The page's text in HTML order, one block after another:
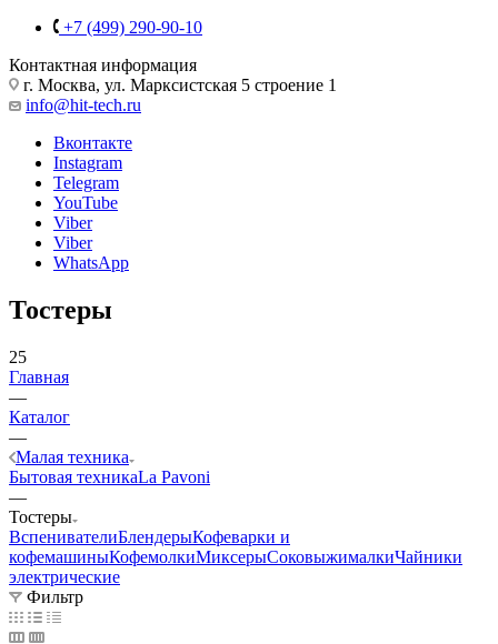
+7 (499) 290-90-10
Контактная информация
г. Москва, ул. Марксистская 5 строение 1
info@hit-tech.ru
Вконтакте
Instagram
Telegram
YouTube
Viber
Viber
WhatsApp
Тостеры
25
Главная
—
Каталог
—
Малая техника
Бытовая техникаLa Pavoni
—
Тостеры
ВспенивателиБлендерыКофеварки и
кофемашиныКофемолкиМиксерыСоковыжималкиЧайники
электрические
Фильтр